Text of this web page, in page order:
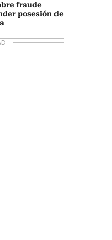
fraude
posesión de